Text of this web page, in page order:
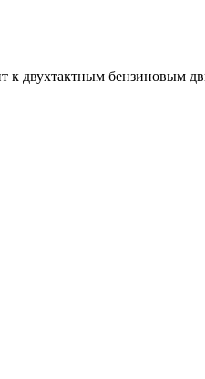
к двухтактным бензиновым